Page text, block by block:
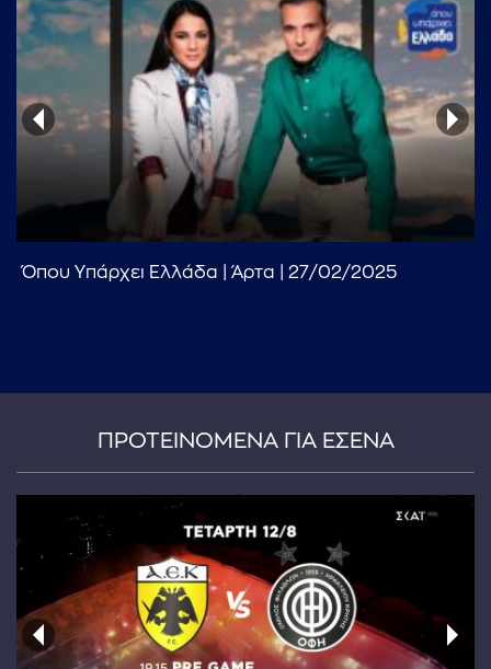
...πληκτρολογήστε κείμενο προς αναζήτηση
Όπου Υπάρχει Ελλάδα | Άρτα | 27/02/2025
ΠΡΟΤΕΙΝΟΜΕΝΑ ΓΙΑ ΕΣΕΝΑ